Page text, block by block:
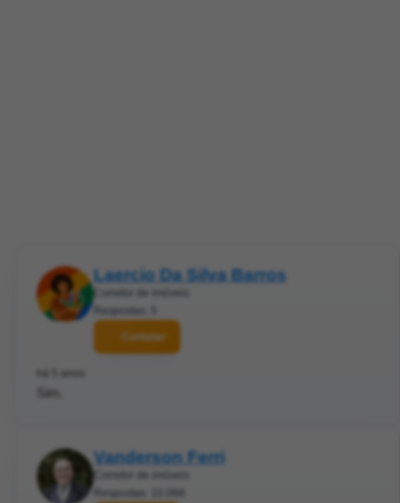
Laercio Da Silva Barros
Corretor de imóveis
Respostas: 5
Contatar
há 5 anos
Sim.
Vanderson Ferri
Corretor de imóveis
Respostas: 10.068